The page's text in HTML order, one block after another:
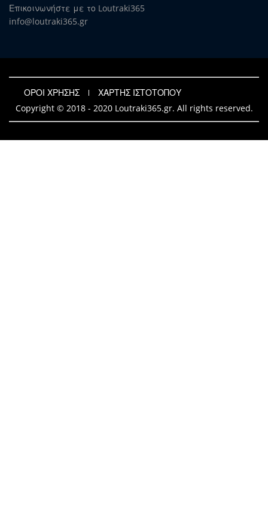
Επικοινωνήστε με το Loutraki365
info@loutraki365.gr
ΟΡΟΙ ΧΡΗΣΗΣ
ΧΑΡΤΗΣ ΙΣΤΟΤΟΠΟΥ
Copyright © 2018 - 2020 Loutraki365.gr. All rights reserved.